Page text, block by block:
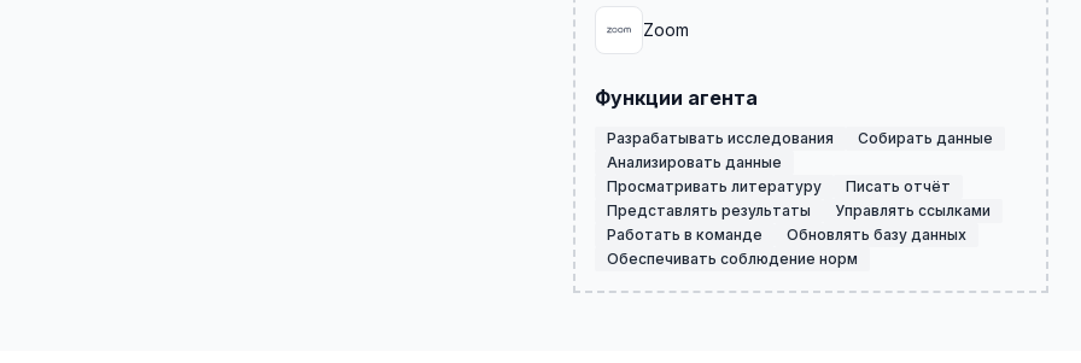
Zoom
Функции агента
Разрабатывать исследования
Собирать данные
Анализировать данные
Просматривать литературу
Писать отчёт
Представлять результаты
Управлять ссылками
Работать в команде
Обновлять базу данных
Обеспечивать соблюдение норм